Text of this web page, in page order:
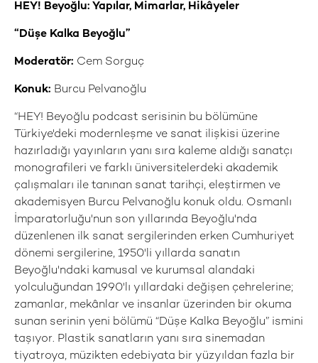
HEY! Beyoğlu: Yapılar, Mimarlar, Hikâyeler
“Düşe Kalka Beyoğlu”
Moderatör: Cem Sorguç
Konuk: Burcu Pelvanoğlu
“HEY! Beyoğlu podcast serisinin bu bölümüne
Türkiye'deki modernleşme ve sanat ilişkisi üzerine
hazırladığı yayınların yanı sıra kaleme aldığı sanatçı
monografileri ve farklı üniversitelerdeki akademik
çalışmaları ile tanınan sanat tarihçi, eleştirmen ve
akademisyen Burcu Pelvanoğlu konuk oldu. Osmanlı
İmparatorluğu'nun son yıllarında Beyoğlu'nda
düzenlenen ilk sanat sergilerinden erken Cumhuriyet
dönemi sergilerine, 1950'li yıllarda sanatın
Beyoğlu'ndaki kamusal ve kurumsal alandaki
yolculuğundan 1990'lı yıllardaki değişen çehrelerine;
zamanlar, mekânlar ve insanlar üzerinden bir okuma
sunan serinin yeni bölümü “Düşe Kalka Beyoğlu” ismini
taşıyor. Plastik sanatların yanı sıra sinemadan
tiyatroya, müzikten edebiyata bir yüzyıldan fazla bir